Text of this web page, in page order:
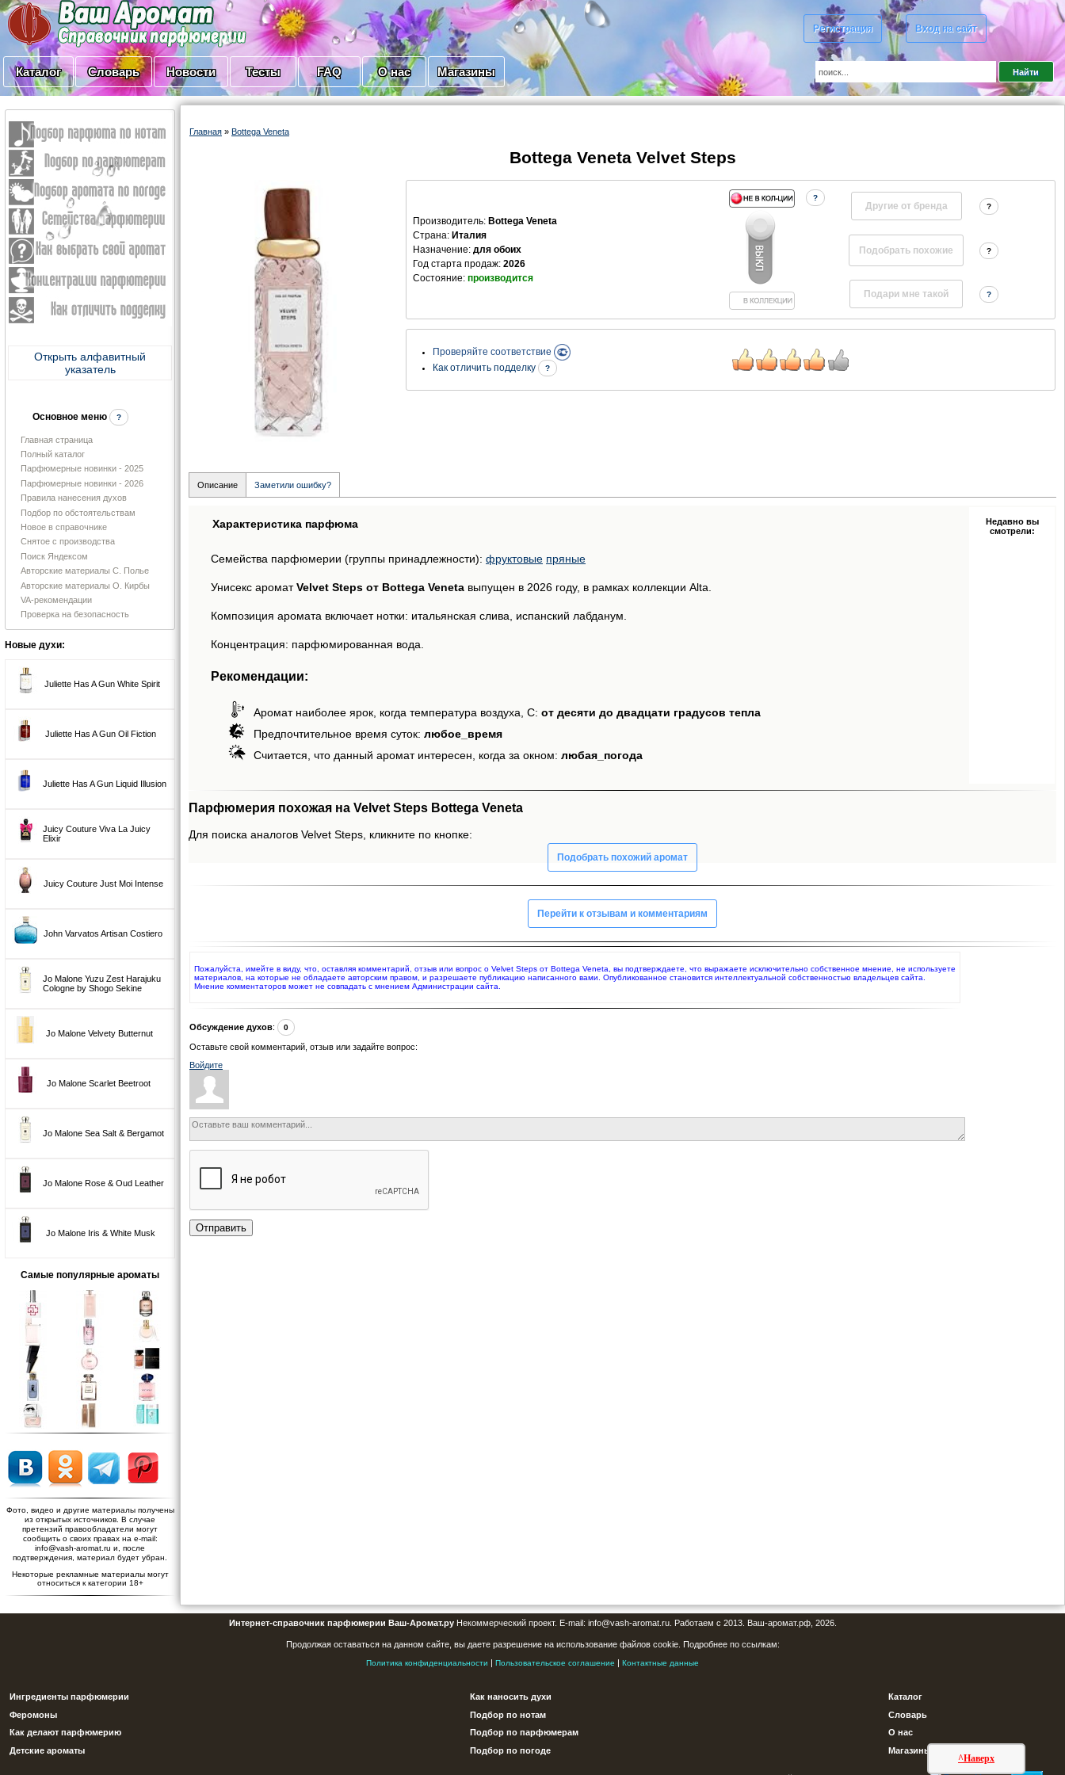
Регистрация Вход на сайт
Каталог Словарь Новости Тесты FAQ О нас Магазины
Открыть алфавитный
указатель
Основное меню ?
Главная страница
Полный каталог
Парфюмерные новинки - 2025
Парфюмерные новинки - 2026
Правила нанесения духов
Подбор по обстоятельствам
Новое в справочнике
Снятое с производства
Поиск Яндексом
Авторские материалы С. Полье
Авторские материалы О. Кирбы
VA-рекомендации
Проверка на безопасность
Новые духи:
Juliette Has A Gun White Spirit
Juliette Has A Gun Oil Fiction
Juliette Has A Gun Liquid Illusion
Juicy Couture Viva La Juicy
Elixir
Juicy Couture Just Moi Intense
John Varvatos Artisan Costiero
Jo Malone Yuzu Zest Harajuku
Cologne by Shogo Sekine
Jo Malone Velvety Butternut
Jo Malone Scarlet Beetroot
Jo Malone Sea Salt & Bergamot
Jo Malone Rose & Oud Leather
Jo Malone Iris & White Musk
Самые популярные ароматы
Фото, видео и другие материалы получены
из открытых источников. В случае
претензий правообладатели могут
сообщить о своих правах на e-mail:
info@vash-aromat.ru и, после
подтверждения, материал будет убран.
Некоторые рекламные материалы могут
относиться к категории 18+
Главная » Bottega Veneta
Bottega Veneta Velvet Steps
Производитель: Bottega Veneta
Страна: Италия
Назначение: для обоих
Год старта продаж: 2026
Состояние: производится
?
Другие от бренда ?
?
?
Проверяйте соответствие
Как отличить подделку
?
Описание Заметили ошибку?
Характеристика парфюма
Семейства парфюмерии (группы принадлежности): фруктовые пряные
Унисекс ароматVelvet Steps от Bottega Veneta выпущен в 2026 году, в рамках коллекции Alta.
Композиция аромата включает нотки: итальянская слива, испанский лабданум.
Концентрация: парфюмированная вода.
Рекомендации:
Аромат наиболее ярок, когда температура воздуха, С: от десяти до двадцати градусов тепла
Предпочтительное время суток: любое_время
Считается, что данный аромат интересен, когда за окном: любая_погода
Недавно вы
смотрели:
Парфюмерия похожая на Velvet Steps Bottega Veneta
Для поиска аналогов Velvet Steps, кликните по кнопке:
Подобрать похожий аромат
Перейти к отзывам и комментариям
Пожалуйста, имейте в виду, что, оставляя комментарий, отзыв или вопрос о Velvet Steps от Bottega Veneta, вы подтверждаете, что выражаете исключительно собственное мнение, не используете
материалов, на которые не обладаете авторским правом, и разрешаете публикацию написанного вами. Опубликованное становится интеллектуальной собственностью владельцев сайта.
Мнение комментаторов может не совпадать с мнением Администрации сайта.
Обсуждение духов: 0
Оставьте свой комментарий, отзыв или задайте вопрос:
Войдите
Отправить
^Наверх
Интернет-справочник парфюмерии Ваш-Аромат.руНекоммерческий проект. E-mail: info@vash-aromat.ru. Работаем с 2013. Ваш-аромат.рф, 2026.
Продолжая оставаться на данном сайте, вы даете разрешение на использование файлов cookie. Подробнее по ссылкам:
Политика конфиденциальности | Пользовательское соглашение | Контактные данные
Ингредиенты парфюмерии
Феромоны
Как делают парфюмерию
Детские ароматы
Как наносить духи
Подбор по нотам
Подбор по парфюмерам
Подбор по погоде
Каталог
Словарь
О нас
Магазины